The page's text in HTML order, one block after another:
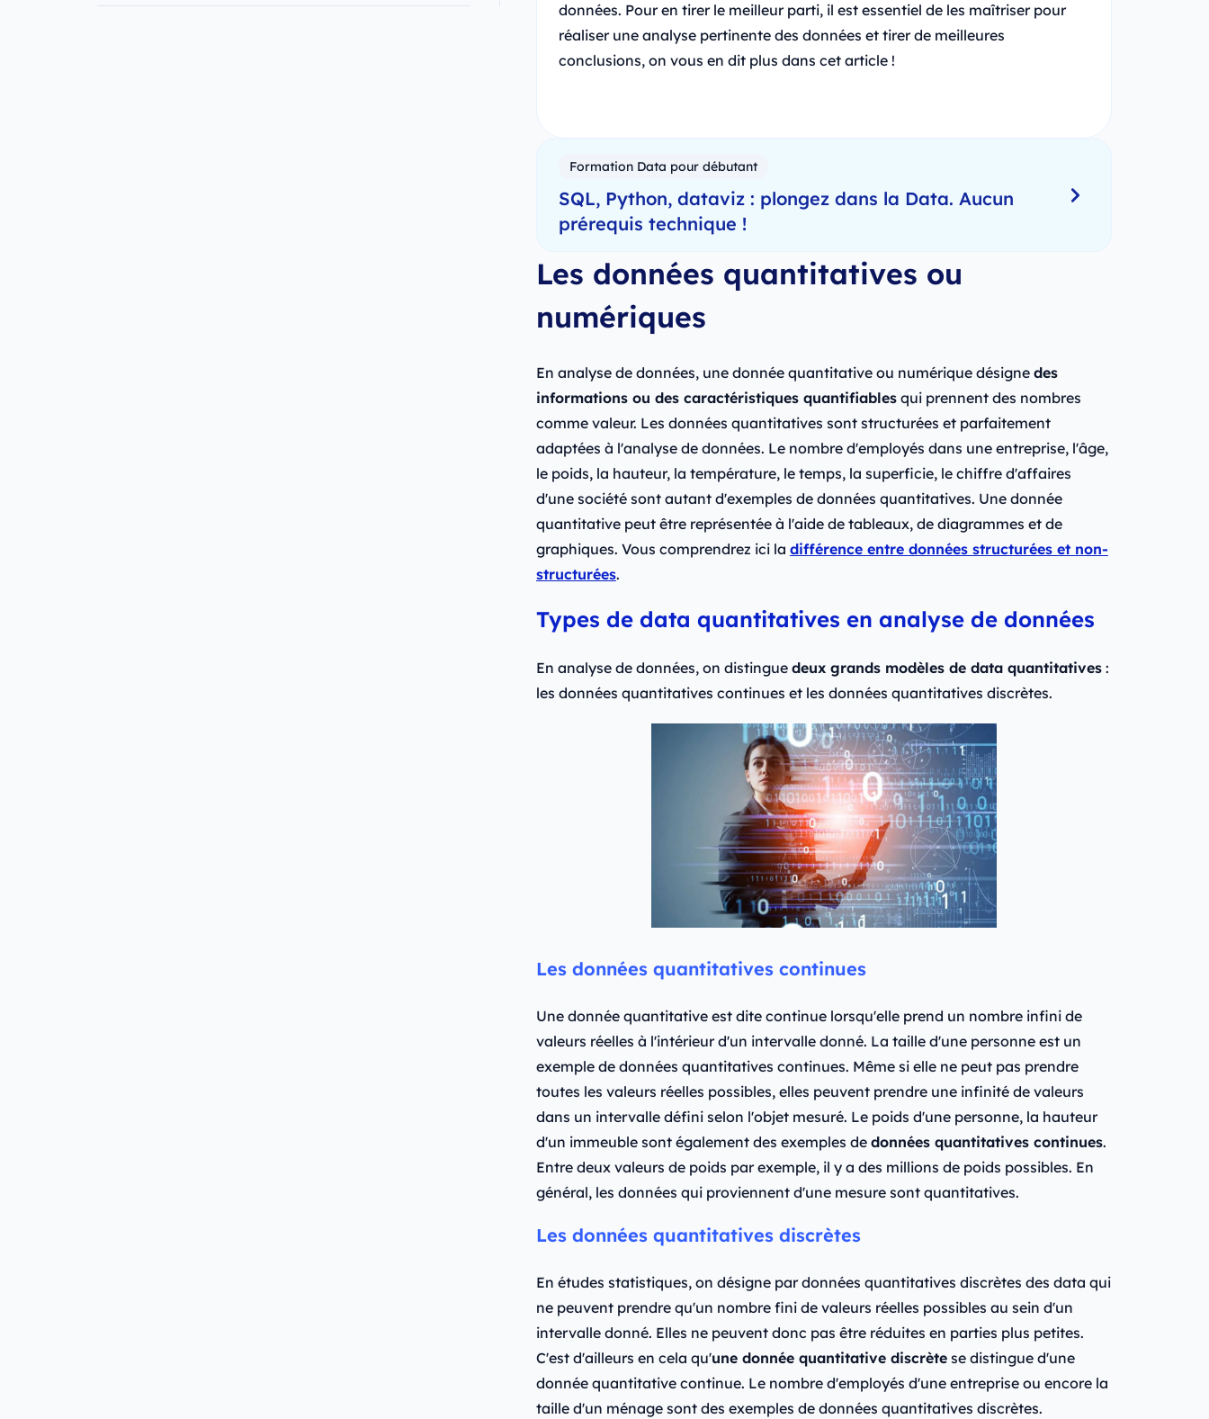
données. Pour en tirer le meilleur parti, il est essentiel de les maîtriser pour
réaliser une analyse pertinente des données et tirer de meilleures
conclusions, on vous en dit plus dans cet article !
Formation Data pour débutant
SQL, Python, dataviz : plongez dans la Data. Aucun
prérequis technique !
Les données quantitatives ou
numériques
En analyse de données, une donnée quantitative ou numérique désigne des
informations ou des caractéristiques quantifiablesqui prennent des nombres
comme valeur. Les données quantitatives sont structurées et parfaitement
adaptées à l'analyse de données. Le nombre d'employés dans une entreprise, l'âge,
le poids, la hauteur, la température, le temps, la superficie, le chiffre d'affaires
d'une société sont autant d'exemples de données quantitatives. Une donnée
quantitative peut être représentée à l'aide de tableaux, de diagrammes et de
graphiques. Vous comprendrez ici la différence entre données structurées et non-
structurées.
Types de data quantitatives en analyse de données
En analyse de données, on distingue deux grands modèles de data quantitatives:
les données quantitatives continues et les données quantitatives discrètes.
Les données quantitatives continues
Une donnée quantitative est dite continue lorsqu'elle prend un nombre infini de
valeurs réelles à l'intérieur d'un intervalle donné. La taille d'une personne est un
exemple de données quantitatives continues. Même si elle ne peut pas prendre
toutes les valeurs réelles possibles, elles peuvent prendre une infinité de valeurs
dans un intervalle défini selon l'objet mesuré. Le poids d'une personne, la hauteur
d'un immeuble sont également des exemples de données quantitatives continues.
Entre deux valeurs de poids par exemple, il y a des millions de poids possibles. En
général, les données qui proviennent d'une mesure sont quantitatives.
Les données quantitatives discrètes
En études statistiques, on désigne par données quantitatives discrètes des data qui
ne peuvent prendre qu'un nombre fini de valeurs réelles possibles au sein d'un
intervalle donné. Elles ne peuvent donc pas être réduites en parties plus petites.
C'est d'ailleurs en cela qu'une donnée quantitative discrètese distingue d'une
donnée quantitative continue. Le nombre d'employés d'une entreprise ou encore la
taille d'un ménage sont des exemples de données quantitatives discrètes.